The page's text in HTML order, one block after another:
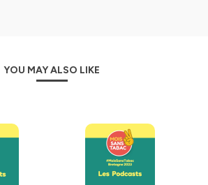
YOU MAY ALSO LIKE